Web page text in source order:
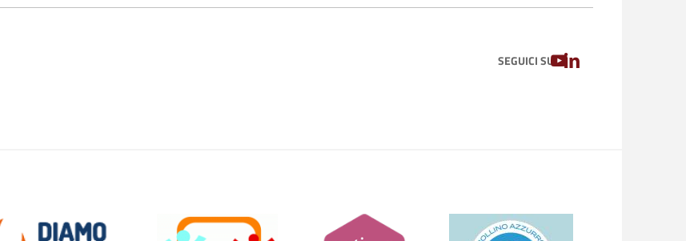
SEGUICI SUYOUTUBE
LINKEDIN